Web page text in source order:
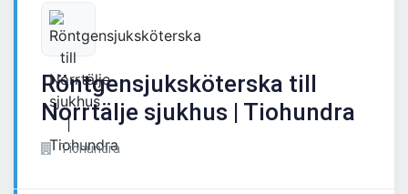
Röntgensjuksköterska till
Norrtälje sjukhus | Tiohundra
Tiohundra